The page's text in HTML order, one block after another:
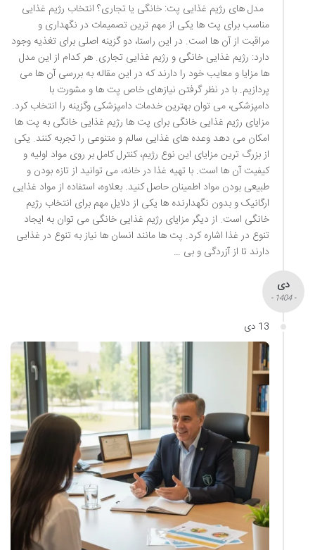
مدل های رژیم غذایی پت: خانگی یا تجاری؟ انتخاب رژیم غذایی
مناسب برای پت ها یکی از مهم ترین تصمیمات در نگهداری و
مراقبت از آن ها است. در این راستا، دو گزینه اصلی برای تغذیه وجود
دارد: رژیم غذایی خانگی و رژیم غذایی تجاری. هر کدام از این مدل
ها مزایا و معایب خود را دارند که در این مقاله به بررسی آن ها می
پردازیم. با در نظر گرفتن نیازهای خاص پت ها و مشورت با
دامپزشکی، می توان بهترین خدمات دامپزشکی وگزینه را انتخاب کرد.
مزایای رژیم غذایی خانگی برای پت ها رژیم غذایی خانگی به پت ها
امکان می دهد وعده های غذایی سالم و متنوعی را تجربه کنند. یکی
از بزرگ ترین مزایای این نوع رژیم، کنترل کامل بر روی مواد اولیه و
کیفیت آن ها است. با تهیه غذا در خانه، می توانید از تازه بودن و
طبیعی بودن مواد اطمینان حاصل کنید. بعلاوه، استفاده از مواد غذایی
ارگانیک و بدون نگهدارنده ها یکی از دلایل مهم برای انتخاب رژیم
خانگی است. از دیگر مزایای رژیم غذایی خانگی می توان به ایجاد
تنوع در غذا اشاره کرد. پت ها مانند انسان ها نیاز به تنوع در غذایی
دارند تا از آزردگی و بی …
دی
- 1404 -
13 دی